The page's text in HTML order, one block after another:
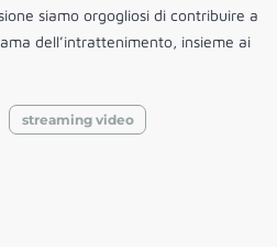
siamo orgogliosi di contribuire a
dell’intrattenimento, insieme ai
streaming video